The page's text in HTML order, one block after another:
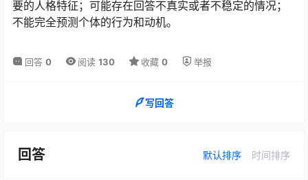
要的人格特征；可能存在回答不真实或者不稳定的情况；
不能完全预测个体的行为和动机。
回答 0 阅读 130 收藏 0 举报
写回答
回答 默认排序 时间排序